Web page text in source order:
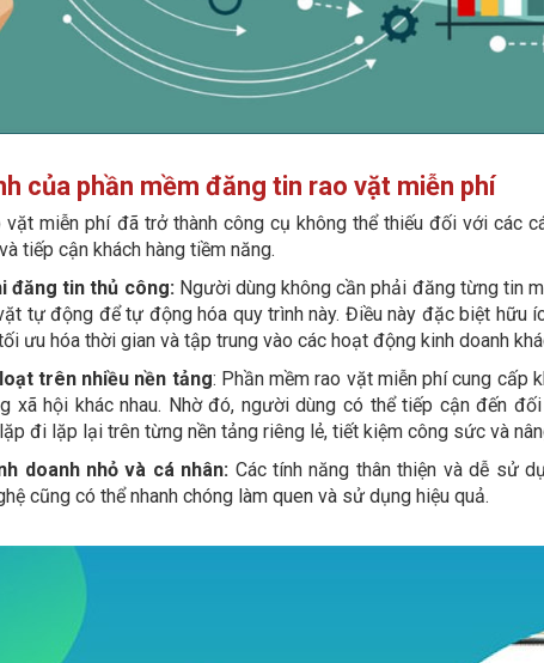
của phần mềm đăng tin rao vặt miễn phí
vặt miễn phí đã trở thành công cụ không thể thiếu đối với các
tiếp cận khách hàng tiềm năng.
đăng tin thủ công:Người dùng không cần phải đăng từng tin
tự động để tự động hóa quy trình này. Điều này đặc biệt hữu
ưu hóa thời gian và tập trung vào các hoạt động kinh doanh
trên nhiều nền tảng: Phần mềm rao vặt miễn phí cung cấp
xã hội khác nhau. Nhờ đó, người dùng có thể tiếp cận đến
đi lặp lại trên từng nền tảng riêng lẻ, tiết kiệm công sức và
doanh nhỏ và cá nhân: Các tính năng thân thiện và dễ sử
cũng có thể nhanh chóng làm quen và sử dụng hiệu quả.